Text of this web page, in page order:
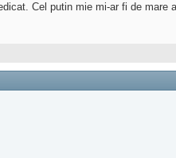
Cel putin mie mi-ar fi de